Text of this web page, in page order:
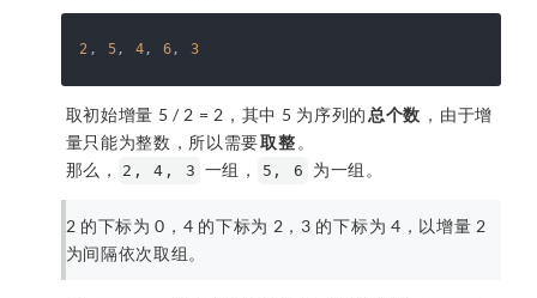
2 , 5, 4, 6, 3
取初始增量 5 / 2 = 2，其中 5 为序列的 总个数 ，由于增
量只能为整数，所以需要取整 。
那么，
2, 4, 3 一组， 5, 6 为一组。
2 的下标为 0，4 的下标为 2，3 的下标为 4，以增量 2
为间隔依次取组。